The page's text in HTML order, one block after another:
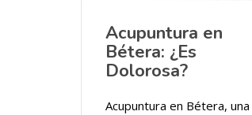
Acupuntura en
Bétera: ¿Es
Dolorosa?
Acupuntura en Bétera, una